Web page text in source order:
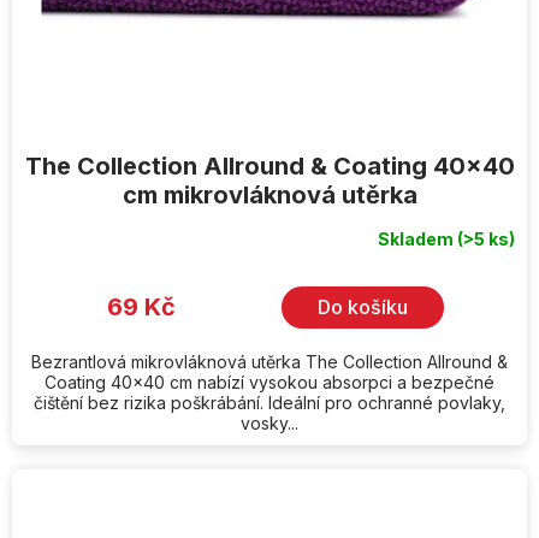
The Collection Allround & Coating 40x40
cm mikrovláknová utěrka
Skladem (>5 ks)
69 Kč Do košíku
Bezrantlová mikrovláknová utěrka The Collection Allround &
Coating 40x40 cm nabízí vysokou absorpci a bezpečné
čištění bez rizika poškrábání. Ideální pro ochranné povlaky,
vosky...